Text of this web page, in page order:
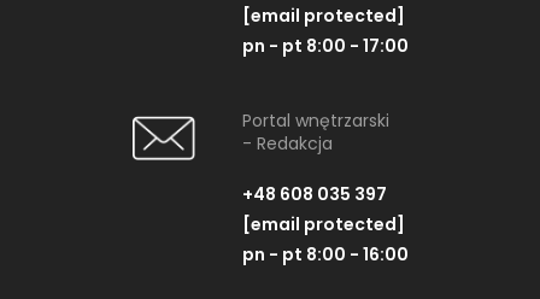
[email protected]
pn - pt 8:00 - 17:00
Portal wnętrzarski
- Redakcja
+48 608 035 397
[email protected]
pn - pt 8:00 - 16:00